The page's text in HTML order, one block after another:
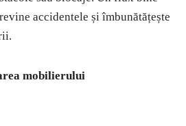
accidentele și îmbunătățește
mobilierului